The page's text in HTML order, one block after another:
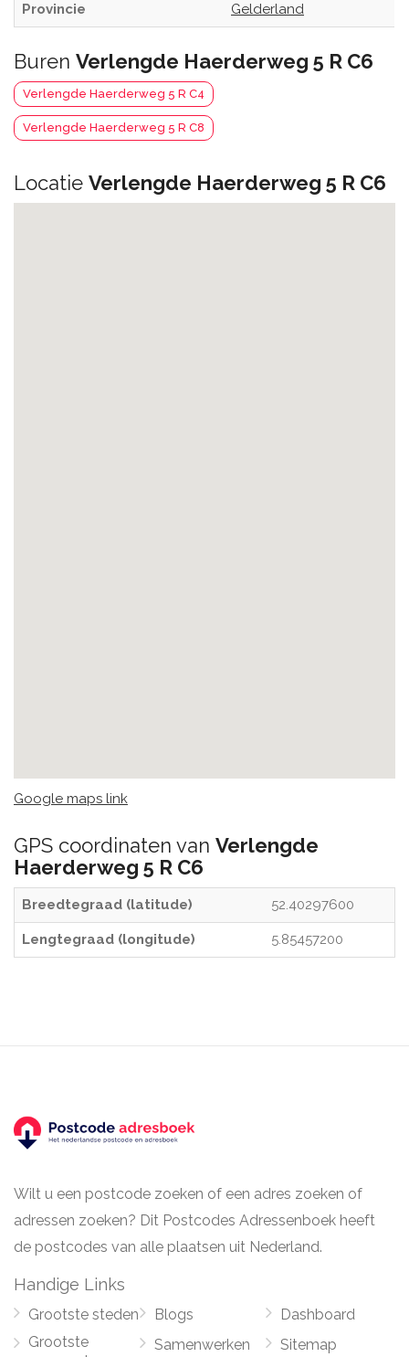
Provincie Gelderland
Buren Verlengde Haerderweg 5 R C6
Verlengde Haerderweg 5 R C4
Verlengde Haerderweg 5 R C8
Locatie Verlengde Haerderweg 5 R C6
Google maps link
GPS coordinaten van Verlengde
Haerderweg 5 R C6
Breedtegraad (latitude) 52.40297600
Lengtegraad (longitude) 5.85457200
Wilt u een postcode zoeken of een adres zoeken of
adressen zoeken? Dit Postcodes Adressenboek heeft
de postcodes van alle plaatsen uit Nederland.
Handige Links
Grootste steden
Grootste
Blogs
Samenwerken
Dashboard
Sitemap